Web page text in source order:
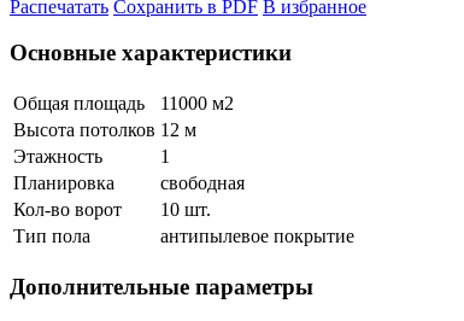
Распечатать Сохранить в PDF В избранное
Основные характеристики
Общая площадь 11000 м2
Высота потолков 12 м
Этажность
1
Планировка
свободная
Кол-во ворот
10 шт.
Тип пола
антипылевое покрытие
Дополнительные параметры